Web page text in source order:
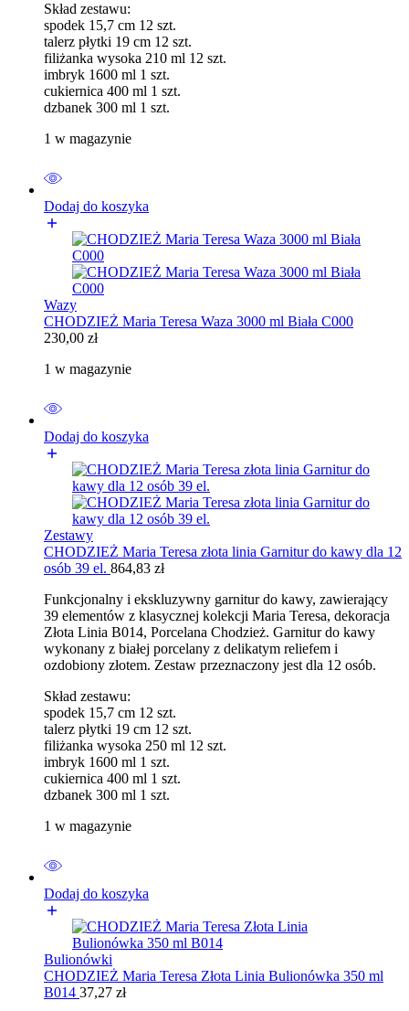
Skład zestawu:
spodek 15,7 cm 12 szt.
talerz płytki 19 cm 12 szt.
filiżanka wysoka 210 ml 12 szt.
imbryk 1600 ml 1 szt.
cukiernica 400 ml 1 szt.
dzbanek 300 ml 1 szt.
1 w magazynie
Dodaj do koszyka
Wazy
CHODZIEŻ Maria Teresa Waza 3000 ml Biała C000
230,00 zł
1 w magazynie
Dodaj do koszyka
Zestawy
CHODZIEŻ Maria Teresa złota linia Garnitur do kawy dla 12
osób 39 el. 864,83 zł
Funkcjonalny i ekskluzywny garnitur do kawy, zawierający
39 elementów z klasycznej kolekcji Maria Teresa, dekoracja
Złota Linia B014, Porcelana Chodzież. Garnitur do kawy
wykonany z białej porcelany z delikatym reliefem i
ozdobiony złotem. Zestaw przeznaczony jest dla 12 osób.
Skład zestawu:
spodek 15,7 cm 12 szt.
talerz płytki 19 cm 12 szt.
filiżanka wysoka 250 ml 12 szt.
imbryk 1600 ml 1 szt.
cukiernica 400 ml 1 szt.
dzbanek 300 ml 1 szt.
1 w magazynie
Dodaj do koszyka
Bulionówki
CHODZIEŻ Maria Teresa Złota Linia Bulionówka 350 ml
B014 37,27 zł